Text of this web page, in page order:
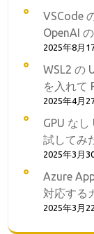
VSCode
OpenAI
2025年8月
WSL2 の
を入れて
2025年4月
GPU な
試してみ
2025年3月
Azure
対応する
2025年3月